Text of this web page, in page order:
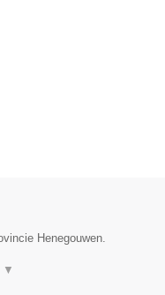
Henegouwen.
▼